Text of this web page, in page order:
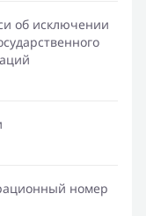
об исключении
номер